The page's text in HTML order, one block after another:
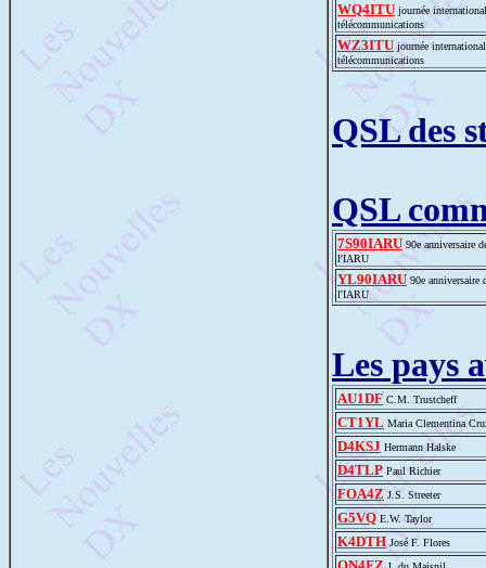
WQ4ITU journée
télécommunications
WZ3ITU journée
télécommunications
QSL des
QSL
7S90IARU 90e anniversaire
l'IARU
YL90IARU 90e anniversaire
l'IARU
Les pays
AU1DF C.M. Trustcheff
CT1YL Maria Clementina
D4KSJ Hermann Halske
D4TLP Paul Richier
FOA4Z J.S. Streeter
G5VQ E.W. Taylor
K4DTH José F. Flores